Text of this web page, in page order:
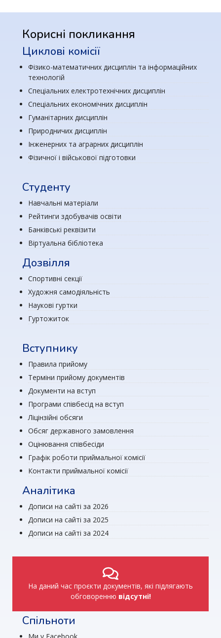
Корисні покликання
Циклові комісії
Фізико-математичних дисциплін та інформаційних
технологій
Спеціальних електротехнічних дисциплін
Спеціальних економічних дисциплін
Гуманітарних дисциплін
Природничих дисциплін
Інженерних та аграрних дисциплін
Фізичної і військової підготовки
Студенту
Навчальні матеріали
Рейтинги здобувачів освіти
Банківські реквізити
Віртуальна бібліотека
Дозвілля
Спортивні секції
Художня самодіяльність
Наукові гуртки
Гуртожиток
Вступнику
Правила прийому
Терміни прийому документів
Документи на вступ
Програми співбесід на вступ
Ліцінзійні обсяги
Обсяг державного замовлення
Оцінювання співбесіди
Графік роботи приймальної комісії
Контакти приймальної комісії
Аналітика
Дописи на сайті за 2026
Дописи на сайті за 2025
Дописи на сайті за 2024
На даний час проєкти документів, які підлягають
обговоренню відсутні!
Спільноти